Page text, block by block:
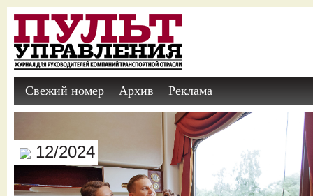
Свежий номер Архив Реклама
12/2024